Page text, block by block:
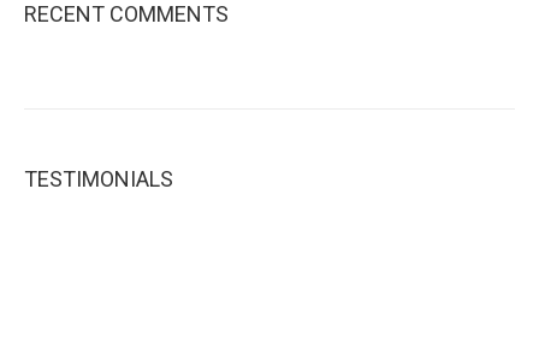
RECENT COMMENTS
TESTIMONIALS